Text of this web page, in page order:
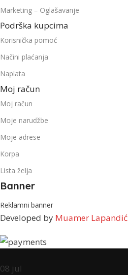
Marketing – Oglašavanje
Podrška kupcima
Korisnička pomoć
Načini plaćanja
Naplata
Moj račun
Moj račun
Moje narudžbe
Moje adrese
Korpa
Lista želja
Banner
Reklamni banner
Developed by Muamer Lapandić
08 jul